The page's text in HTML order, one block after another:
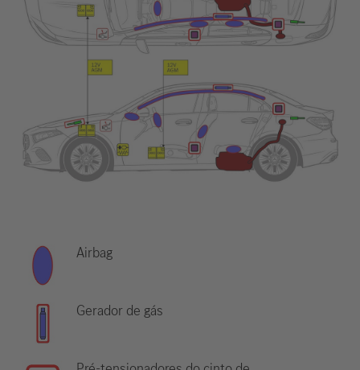
Airbag
Gerador de gás